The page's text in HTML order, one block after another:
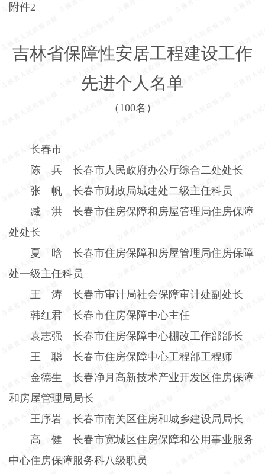
附件2
吉林省保障性安居工程建设工作
先进个人名单
（ 100名）
长春市
陈 兵 长春市人民政府办公厅综合二处处长
张 帆 长春市财政局城建处二级主任科员
臧 洪 长春市住房保障和房屋管理局住房保障
处处长
夏 晗 长春市住房保障和房屋管理局住房保障
处一级主任科员
王 涛 长春市审计局社会保障审计处副处长
韩红君 长春市住房保障中心主任
袁志强 长春市住房保障中心棚改工作部部长
王 聪 长春市住房保障中心工程部工程师
金德生 长春净月高新技术产业开发区住房保障
和房屋管理局局长
王序岩 长春市南关区住房和城乡建设局局长
高 健 长春市宽城区住房保障和公用事业服务
中心住房保障服务科八级职员